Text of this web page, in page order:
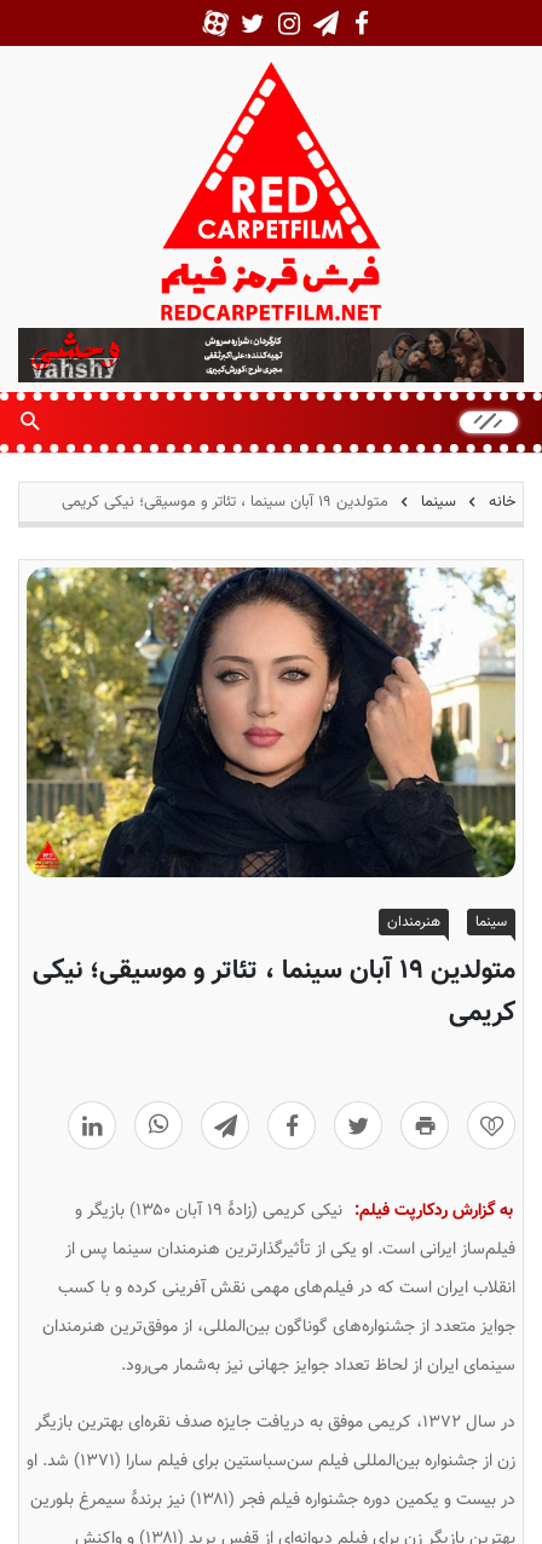
ر
ش
ر
م
ز
خانه سینما متولدین ۱۹ آبان سینما ، تئاتر و موسیقی؛ نیکی کریمی
سینما هنرمندان
متولدین ۱۹ آبان سینما ، تئاتر و موسیقی؛ نیکی
کریمی
0
به گزارش ردکارپت فیلم:
نیکی کریمی (زادهٔ ۱۹ آبان ۱۳۵۰) بازیگر و
فیلم‌ساز ایرانی است. او یکی از تأثیرگذارترین هنرمندان سینما پس از
انقلاب ایران است که در فیلم‌های مهمی نقش آفرینی کرده و با کسب
جوایز متعدد از جشنواره‌های گوناگون بین‌المللی، از موفق‌ترین هنرمندان
سینمای ایران از لحاظ تعداد جوایز جهانی نیز به‌شمار می‌رود.
در سال ۱۳۷۲، کریمی موفق به دریافت جایزه صدف نقره‌ای بهترین بازیگر
زن از جشنواره بین‌المللی فیلم سن‌سباستین برای فیلم سارا
(۱۳۷۱) شد. او
در بیست و یکمین دوره جشنواره فیلم فجر (۱۳۸۱) نیز برندهٔ سیمرغ بلورین
بهترین بازیگر زن برای فیلم دیوانه‌ای از قفس پرید (۱۳۸۱) و
واکنش